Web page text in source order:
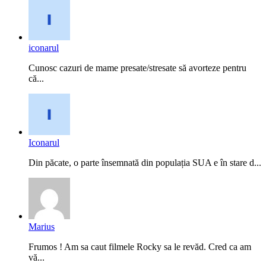
iconarul
Cunosc cazuri de mame presate/stresate să avorteze pentru
că...
Iconarul
Din păcate, o parte însemnată din populația SUA e în stare d...
Marius
Frumos ! Am sa caut filmele Rocky sa le revăd. Cred ca am
vă...